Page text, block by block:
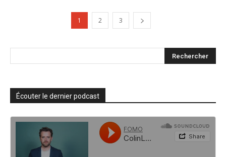
1 2 3
Écouter le dernier podcast